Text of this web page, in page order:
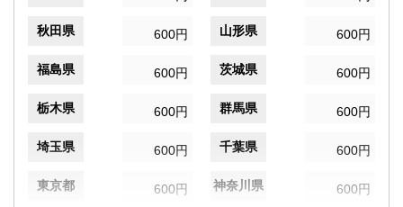
秋田県 600円 山形県 600円
福島県 600円 茨城県 600円
栃木県 600円 群馬県 600円
埼玉県 600円 千葉県 600円
東京都 600円 神奈川県 600円